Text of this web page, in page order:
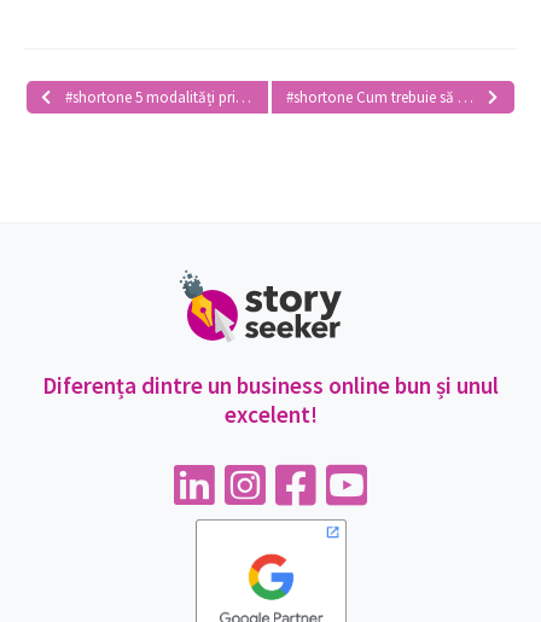
#shortone 5 modalități prin care să refolosești conținutul #shortone Cum trebuie să fie un text publicitar bun?
Diferența dintre un business online bun și unul
excelent!